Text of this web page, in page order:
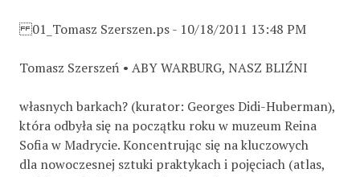
01_Tomasz Szerszen.ps - 10/18/2011 13:48 PM
Tomasz Szerszeń • ABY WARBURG, NASZ BLIŹNI
własnych barkach? (kurator: Georges Didi-Huberman),
która odbyła się na początku roku w muzeum Reina
Sofia w Madrycie. Koncentrując się na kluczowych
dla nowoczesnej sztuki praktykach i pojęciach (atlas,